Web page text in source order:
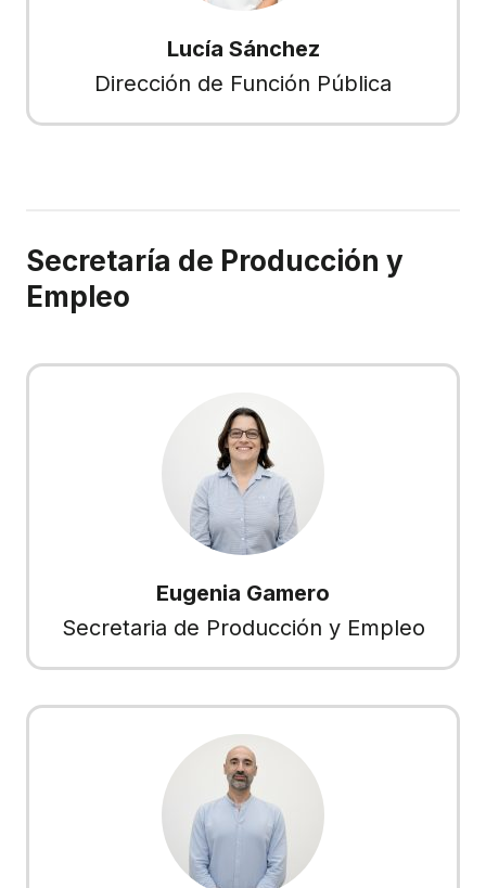
Lucía Sánchez
Dirección de Función Pública
Secretaría de Producción y
Empleo
Eugenia Gamero
Secretaria de Producción y Empleo